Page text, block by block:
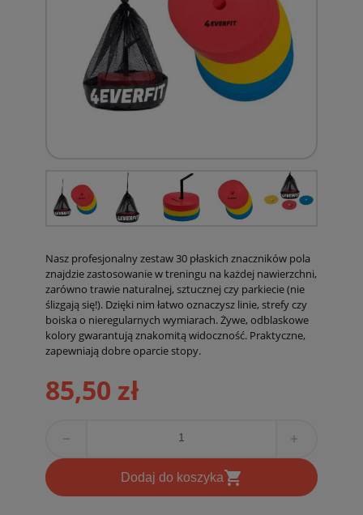
Nasz profesjonalny zestaw 30 płaskich znaczników pola
znajdzie zastosowanie w treningu na każdej nawierzchni,
zarówno trawie naturalnej, sztucznej czy parkiecie (nie
ślizgają się!). Dzięki nim łatwo oznaczysz linie, strefy czy
boiska o nieregularnych wymiarach. Żywe, odblaskowe
kolory gwarantują znakomitą widoczność. Praktyczne,
zapewniają dobre oparcie stopy.
85,50 zł
remove add
Dodaj do koszykashopping_cart